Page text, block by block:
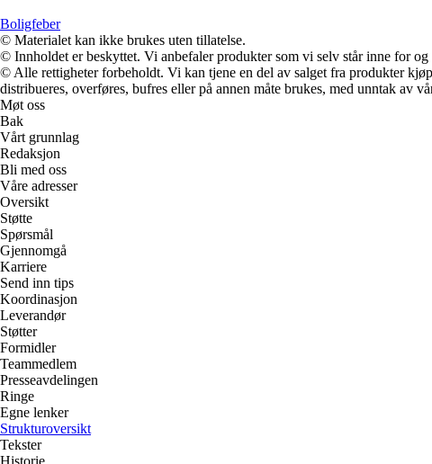
Boligfeber
© Materialet kan ikke brukes uten tillatelse.
© Innholdet er beskyttet. Vi anbefaler produkter som vi selv står inne for
© Alle rettigheter forbeholdt. Vi kan tjene en del av salget fra produkter
distribueres, overføres, bufres eller på annen måte brukes, med unntak av
Møt oss
Bak
Vårt grunnlag
Redaksjon
Bli med oss
Våre adresser
Oversikt
Støtte
Spørsmål
Gjennomgå
Karriere
Send inn tips
Koordinasjon
Leverandør
Støtter
Formidler
Teammedlem
Presseavdelingen
Ringe
Egne lenker
Strukturoversikt
Tekster